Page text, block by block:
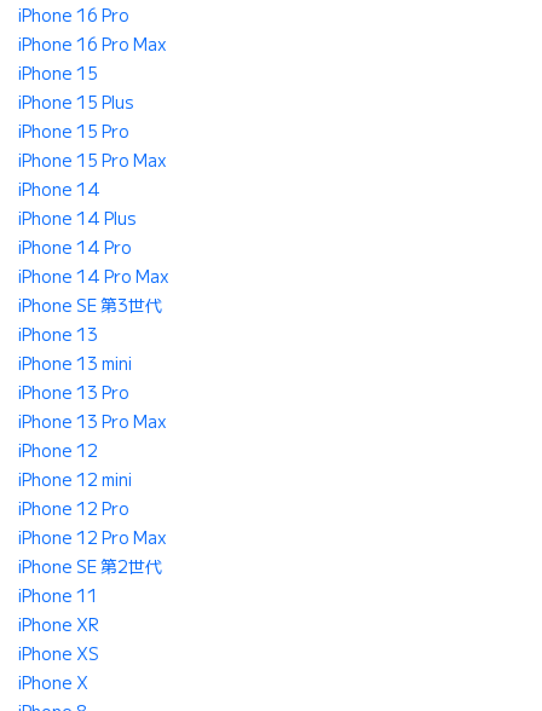
iPhone 16 Pro
iPhone 16 Pro Max
iPhone 15
iPhone 15 Plus
iPhone 15 Pro
iPhone 15 Pro Max
iPhone 14
iPhone 14 Plus
iPhone 14 Pro
iPhone 14 Pro Max
iPhone SE 第3世代
iPhone 13
iPhone 13 mini
iPhone 13 Pro
iPhone 13 Pro Max
iPhone 12
iPhone 12 mini
iPhone 12 Pro
iPhone 12 Pro Max
iPhone SE 第2世代
iPhone 11
iPhone XR
iPhone XS
iPhone X